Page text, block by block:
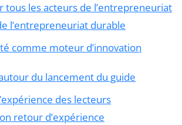
tous les acteurs de l’entrepreneuriat
l’entrepreneuriat durable
comme moteur d’innovation
du lancement du guide
des lecteurs
retour d’expérience